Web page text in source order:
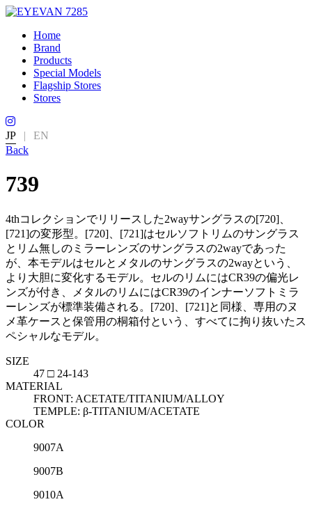
Home
Brand
Products
Special Models
Flagship Stores
Stores
JP |
EN
Back
739
4thコレクションでリリースした2wayサングラスの[720]、
[721]の変形型。[720]、[721]はセルソフトリムのサングラス
とリム無しのミラーレンズのサングラスの2wayであった
が、本モデルはセルとメタルのサングラスの2wayという、
より大胆に変化するモデル。セルのリムにはCR39の偏光レ
ンズが付き、メタルのリムにはCR39のインナーソフトミラ
ーレンズが標準装備される。[720]、[721]と同様、専用のヌ
メ革ケースと保管用の桐箱付という、すべてに拘り抜いたス
ペシャルなモデル。
SIZE
47 □ 24-143
MATERIAL
FRONT: ACETATE/TITANIUM/ALLOY
TEMPLE: β-TITANIUM/ACETATE
COLOR
9007A
9007B
9010A